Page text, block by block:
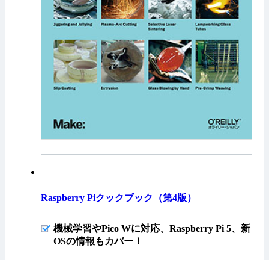
Raspberry Piクックブック（第4版）
機械学習やPico Wに対応、Raspberry Pi 5、新
OSの情報もカバー！